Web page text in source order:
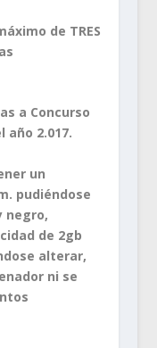
de TRES
a Concurso
2.017.
un
pudiéndose
negro,
de 2gb
alterar,
ni se